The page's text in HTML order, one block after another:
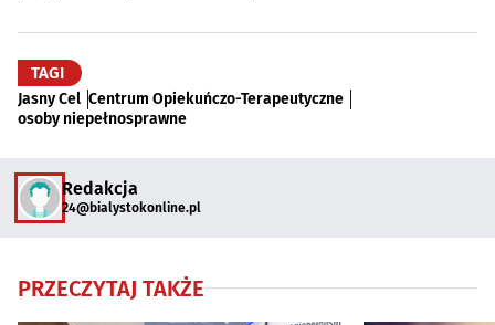
TAGI
Jasny Cel Centrum Opiekuńczo-Terapeutyczne
osoby niepełnosprawne
Redakcja
24@bialystokonline.pl
PRZECZYTAJ TAKŻE